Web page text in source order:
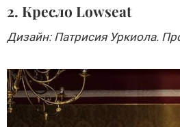
2. Кресло Lowseat
Дизайн: Патрисия Уркиола.